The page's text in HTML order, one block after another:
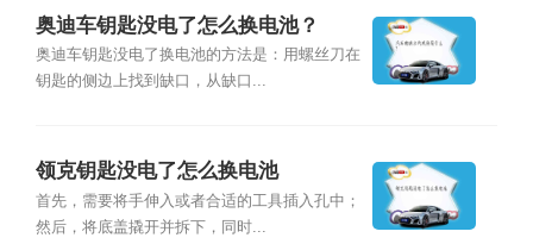
奥迪车钥匙没电了怎么换电池？
奥迪车钥匙没电了换电池的方法是：用螺丝刀在
钥匙的侧边上找到缺口，从缺口...
领克钥匙没电了怎么换电池
首先，需要将手伸入或者合适的工具插入孔中；
然后，将底盖撬开并拆下，同时...